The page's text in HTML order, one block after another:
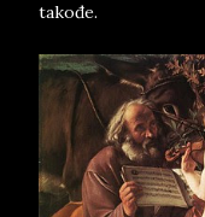
takođe.